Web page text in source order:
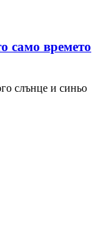
само времето
слънце и синьо